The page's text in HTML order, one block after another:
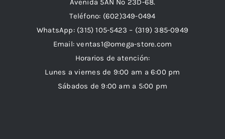
Avenida 5AN Nº 23D-68.
Teléfono: (602)349-0494
WhatsApp: (315) 105-5423 – (319) 385-0949
Email:ventas1@omega-store.com
Horarios de atención:
Lunes a viernes de 9:00 am a 6:00 pm
Sábados de 9:00 am a 5:00 pm